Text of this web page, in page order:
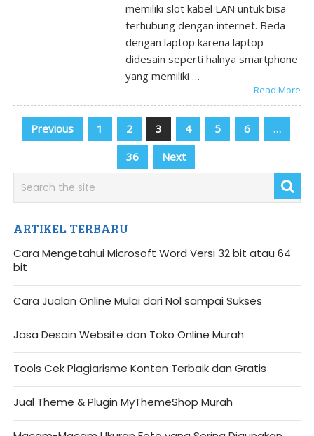
memiliki slot kabel LAN untuk bisa
terhubung dengan internet. Beda
dengan laptop karena laptop
didesain seperti halnya smartphone
yang memiliki …
Read More
Paginasi
pos
Previous 1 2 3 4 5 6
…
36
Next
ARTIKEL TERBARU
Cara Mengetahui Microsoft Word Versi 32 bit atau 64
bit
Cara Jualan Online Mulai dari Nol sampai Sukses
Jasa Desain Website dan Toko Online Murah
Tools Cek Plagiarisme Konten Terbaik dan Gratis
Jual Theme & Plugin MyThemeShop Murah